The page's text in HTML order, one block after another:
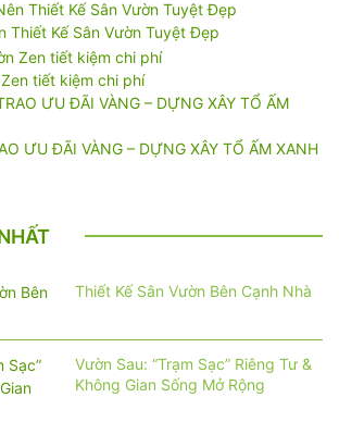
Thiết Kế Sân Vườn Tuyệt Đẹp
tiết kiệm chi phí
ƯU ĐÃI VÀNG – DỰNG XÂY TỔ ẤM XANH
Thiết Kế Sân Vườn Bên Cạnh Nhà
Vườn Sau: “Trạm Sạc” Riêng Tư &
Không Gian Sống Mở Rộng